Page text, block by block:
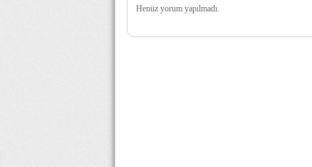
Henüz yorum yapılmadı.